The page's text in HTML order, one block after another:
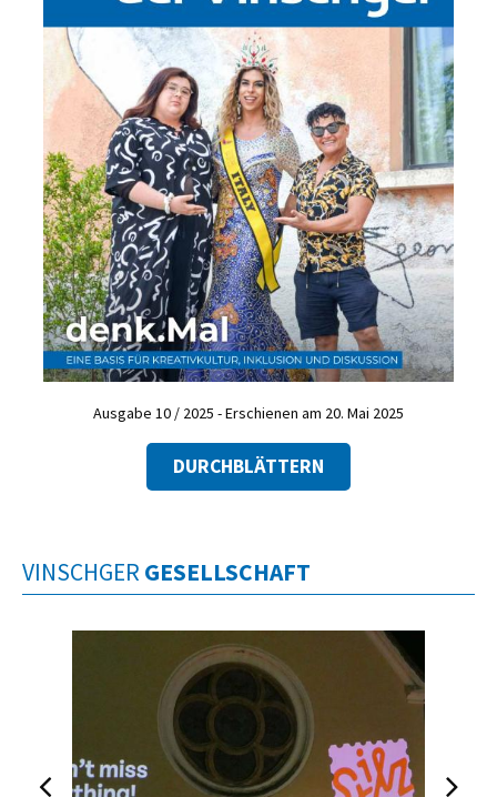
Ausgabe 10 / 2025 - Erschienen am 20. Mai 2025
DURCHBLÄTTERN
VINSCHGER GESELLSCHAFT